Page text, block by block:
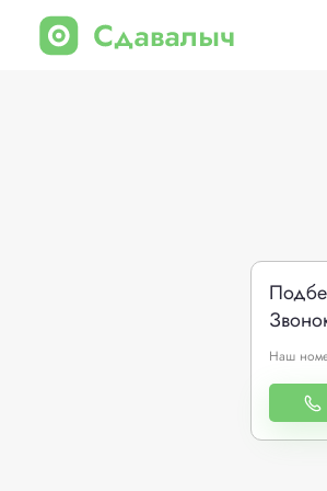
Наш